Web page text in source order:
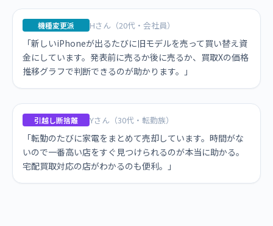
機種変更派 Hさん（20代・会社員）
「新しいiPhoneが出るたびに旧モデルを売って買い替え資
金にしています。発表前に売るか後に売るか、買取Xの価格
推移グラフで判断できるのが助かります。」
引越し断捨離 Yさん（30代・転勤族）
「転勤のたびに家電をまとめて売却しています。時間がな
いので一番高い店をすぐ見つけられるのが本当に助かる。
宅配買取対応の店がわかるのも便利。」